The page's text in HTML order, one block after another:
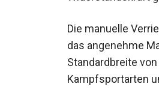
Die manuelle
das angenehme
Standardbreite